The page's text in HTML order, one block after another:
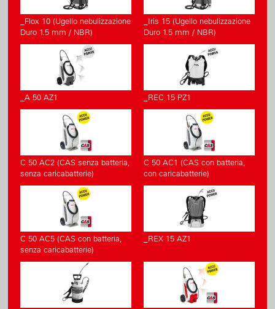
_Flox 10 (Ugello nebulizzazione
Duro 1.5 mm / NBR)
_Iris 15 (Ugello nebulizzazione
Duro 1.5 mm / NBR)
_A 50 AZ1 _REC 15 PZ1
C 50 AC2 (CAS senza batteria,
senza caricabatterie)
C 50 AC1 (CAS con batteria,
con caricabatterie)
C 50 AC5 (CAS con batteria,
senza caricabatterie)
_REX 15 AZ1